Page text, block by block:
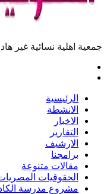
جمعية اهلية نسائية غير
الرئيسية
الانشطة
الاخبار
التقارير
الارشيف
برامجنا
مقالات متنوعة
الحقوقيات
مشروع مدرسة